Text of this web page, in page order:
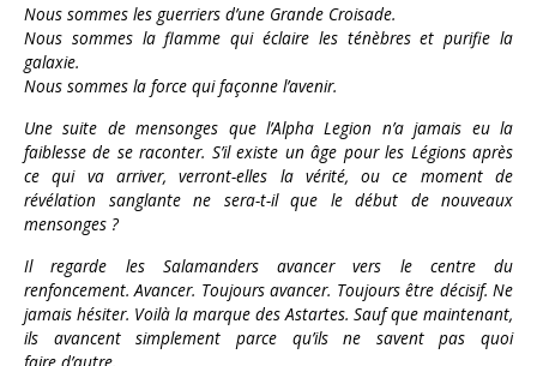
Nous sommes les guerriers d’une Grande Croisade.
Nous sommes la flamme qui éclaire les ténèbres et purifie la
galaxie.
Nous sommes la force qui façonne l’avenir.
Une suite de mensonges que l’Alpha Legion n’a jamais eu la
faiblesse de se raconter. S’il existe un âge pour les Légions après
ce qui va arriver, verront-elles la vérité, ou ce moment de
révélation sanglante ne sera-t-il que le début de nouveaux
mensonges ?
Il regarde les Salamanders avancer vers le centre du
renfoncement. Avancer. Toujours avancer. Toujours être décisif. Ne
jamais hésiter. Voilà la marque des Astartes. Sauf que maintenant,
ils avancent simplement parce qu’ils ne savent pas quoi